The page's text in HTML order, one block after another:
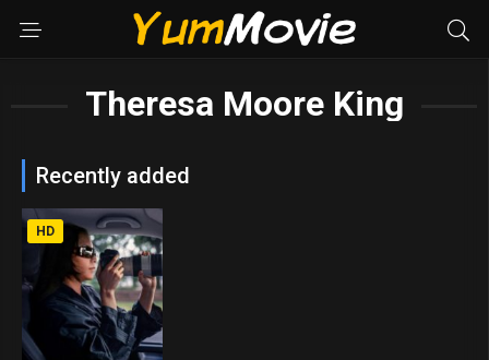
Theresa Moore King
Recently added
HD